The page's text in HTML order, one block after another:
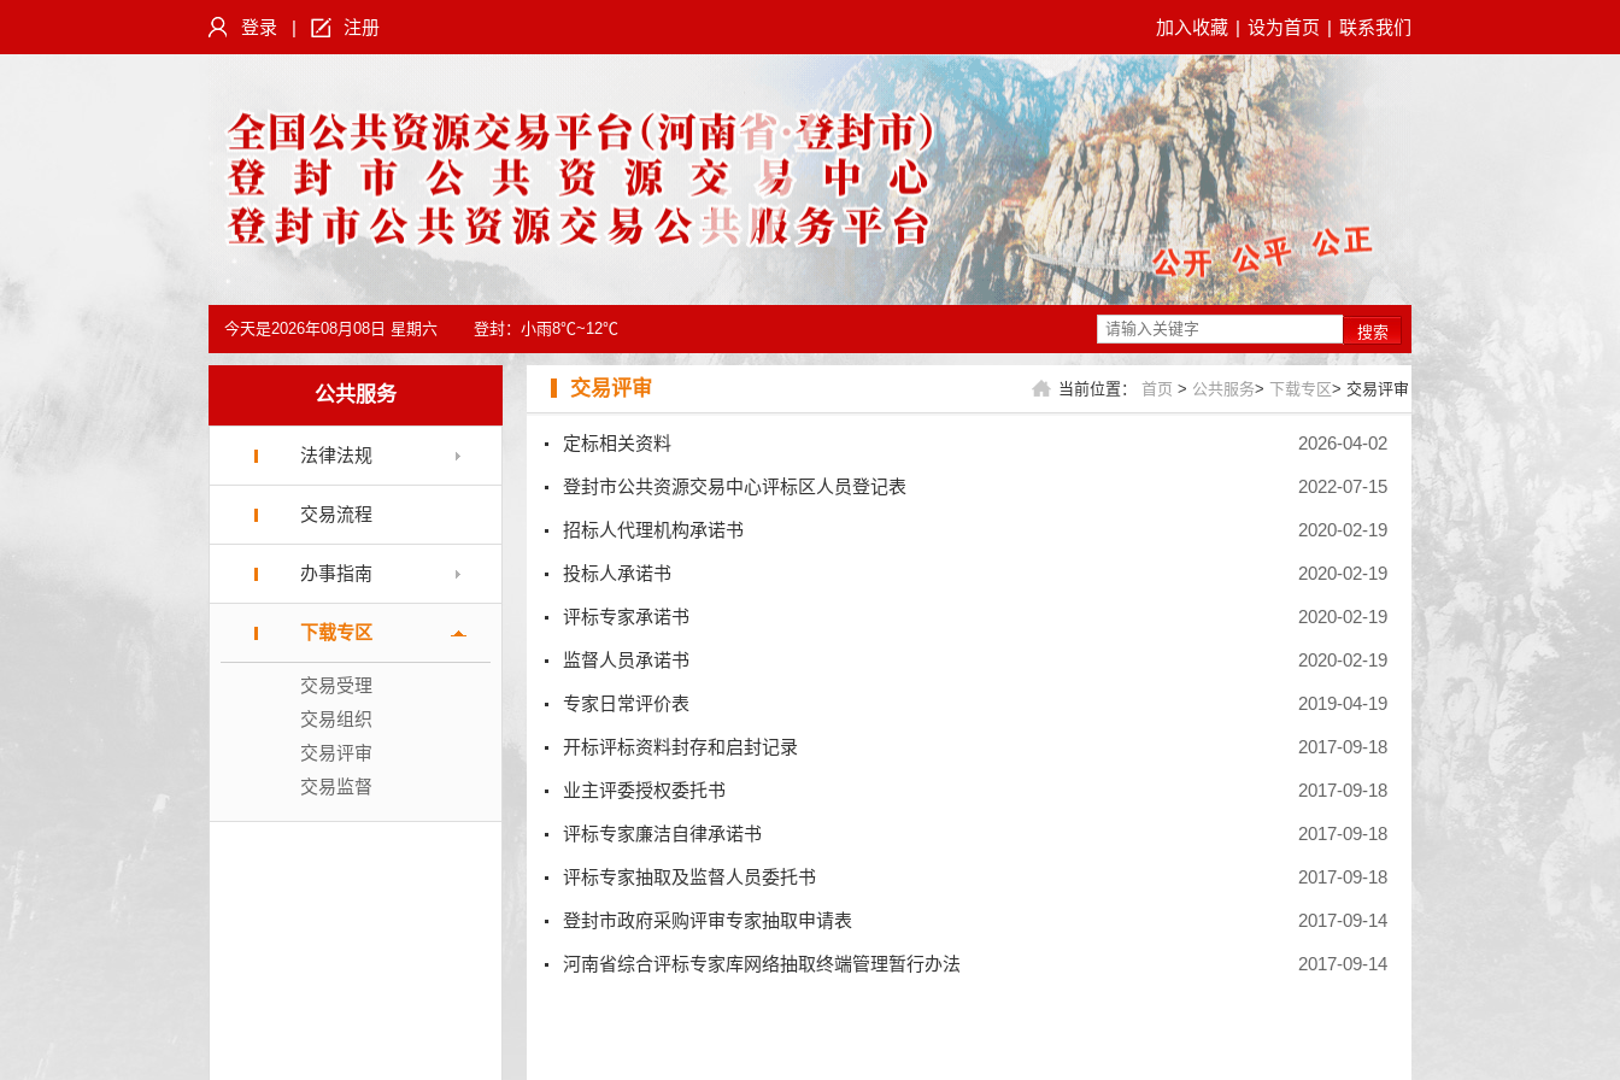
登录 | 注册 加入收藏 | 设为首页 | 联系我们
今天是2026年08月08日 星期六 登封： 小雨8℃~12℃ 搜索
公共服务
法律法规
交易流程
办事指南
下载专区
交易受理
交易组织
交易评审
交易监督
交易评审 当前位置： 首页 > 公共服务> 下载专区> 交易评审
定标相关资料 2026-04-02
登封市公共资源交易中心评标区人员登记表 2022-07-15
招标人代理机构承诺书 2020-02-19
投标人承诺书 2020-02-19
评标专家承诺书 2020-02-19
监督人员承诺书 2020-02-19
专家日常评价表 2019-04-19
开标评标资料封存和启封记录 2017-09-18
业主评委授权委托书 2017-09-18
评标专家廉洁自律承诺书 2017-09-18
评标专家抽取及监督人员委托书 2017-09-18
登封市政府采购评审专家抽取申请表 2017-09-14
河南省综合评标专家库网络抽取终端管理暂行办法 2017-09-14